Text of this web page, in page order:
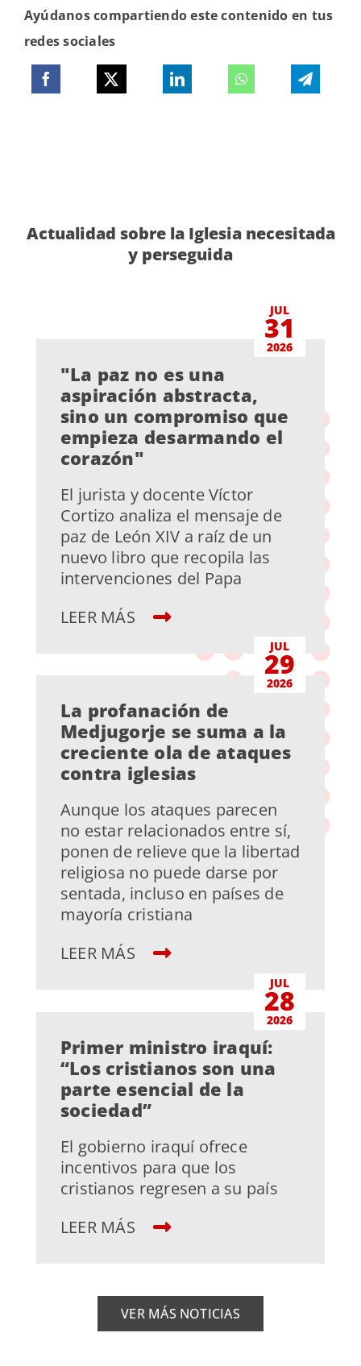
Ayúdanos compartiendo este contenido en tus
redes sociales
Actualidad sobre la Iglesia necesitada
y perseguida
JUL
31
2026
"La paz no es una
aspiración abstracta,
sino un compromiso que
empieza desarmando el
corazón"
El jurista y docente Víctor
Cortizo analiza el mensaje de
paz de León XIV a raíz de un
nuevo libro que recopila las
intervenciones del Papa
LEER MÁS
JUL
29
2026
La profanación de
Medjugorje se suma a la
creciente ola de ataques
contra iglesias
Aunque los ataques parecen
no estar relacionados entre sí,
ponen de relieve que la libertad
religiosa no puede darse por
sentada, incluso en países de
mayoría cristiana
LEER MÁS
JUL
28
2026
Primer ministro iraquí:
“Los cristianos son una
parte esencial de la
sociedad”
El gobierno iraquí ofrece
incentivos para que los
cristianos regresen a su país
LEER MÁS
VER MÁS NOTICIAS